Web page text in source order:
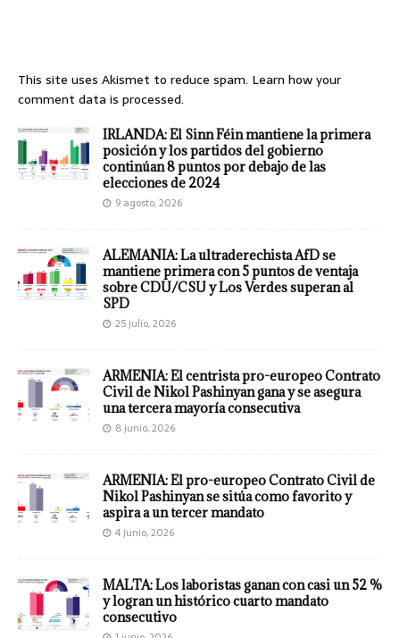
This site uses Akismet to reduce spam. Learn how your
comment data is processed.
IRLANDA: El Sinn Féin mantiene la primera
posición y los partidos del gobierno
continúan 8 puntos por debajo de las
elecciones de 2024
9 agosto, 2026
ALEMANIA: La ultraderechista AfD se
mantiene primera con 5 puntos de ventaja
sobre CDU/CSU y Los Verdes superan al
SPD
25 julio, 2026
ARMENIA: El centrista pro-europeo Contrato
Civil de Nikol Pashinyan gana y se asegura
una tercera mayoría consecutiva
8 junio, 2026
ARMENIA: El pro-europeo Contrato Civil de
Nikol Pashinyan se sitúa como favorito y
aspira a un tercer mandato
4 junio, 2026
MALTA: Los laboristas ganan con casi un 52 %
y logran un histórico cuarto mandato
consecutivo